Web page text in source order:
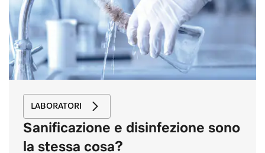
LABORATORI
Sanificazione e disinfezione sono
la stessa cosa?